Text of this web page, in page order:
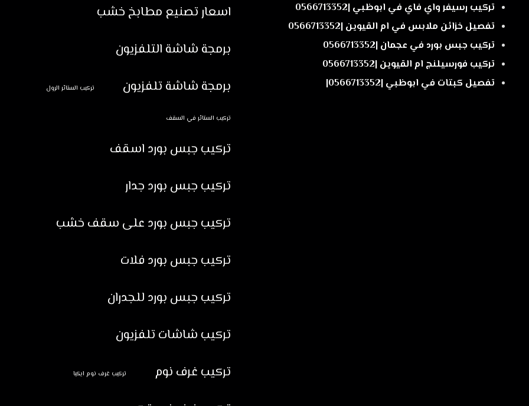
تركيب رسيفر واي فاي في ابوظبي |0566713352
تفصيل خزائن ملابس في ام القيوين |0566713352
تركيب جبس بورد في عجمان |0566713352
تركيب فورسيلنج ام القيوين |0566713352
تفصيل كبتات في ابوظبي |0566713352|
اسعار تصنيع مطابخ خشب
برمجة شاشة التلفزيون
برمجة شاشة تلفزيون
تركيب الستائر الرول
تركيب الستائر في السقف
تركيب جبس بورد اسقف
تركيب جبس بورد جدار
تركيب جبس بورد على سقف خشب
تركيب جبس بورد فلات
تركيب جبس بورد للجدران
تركيب شاشات تلفزيون
تركيب غرف نوم
تركيب غرف نوم ايكيا